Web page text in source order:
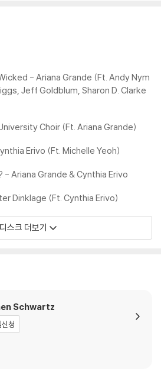
이블을 사용하시는 경우, (주로 올인원 형태
가 큰 트랙을 재생할 때 이상 현상이 발생할
에서 재생하실 것을 권유 드립니다.
인해 재생이 원활하지 않은 경우가 있습니
면 대부분 해결됩니다.
있습니다.
하고 반복 재생시에도 최대한 일관되게 유
이 작게 제작되는 경우가 있습니다. 턴테이
남아있거나 인쇄 면이 깨끗하지 않은 경우
능합니다
이 아니므로 개봉 후 반품/교환이 불가합니
- Ariana Grande (Ft. Andy Nym
Jeff Goldblum, Sharon D. Clarke
Choir (Ft. Ariana Grande)
Erivo (Ft. Michelle Yeoh)
- Ariana Grande & Cynthia Erivo
Dinklage (Ft. Cynthia Erivo)
디스크 더보기
Schwartz
청